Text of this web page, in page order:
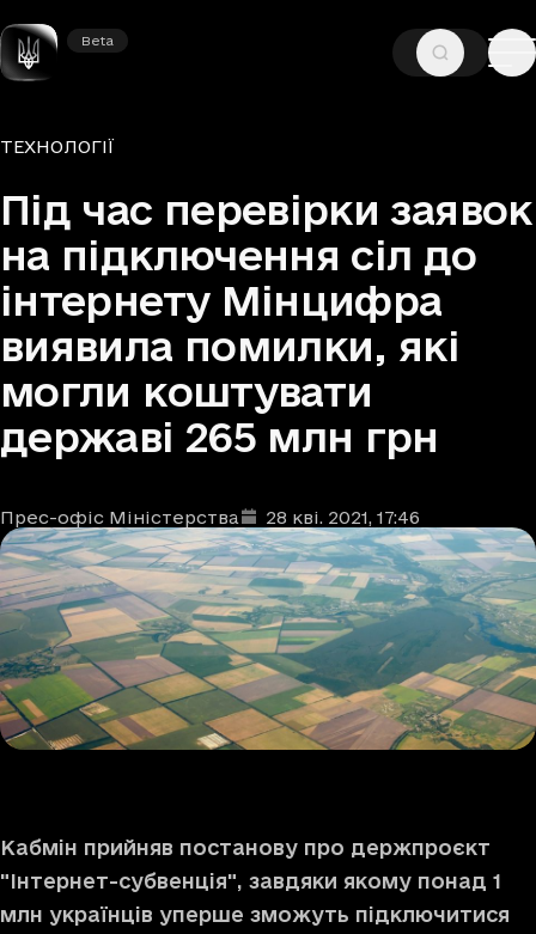
Beta
Beta
ГОЛОВНА —НОВИНИ
Рубрики
ТЕХНОЛОГІЇ
Під час перевірки заявок
на підключення сіл до
інтернету Мінцифра
виявила помилки, які
могли коштувати
державі 265 млн грн
Автори
Прес-офіс Міністерства
Дата та час публікації: 28 кві. 2021, 17:46
Кабмін прийняв постанову про держпроєкт
"Інтернет-субвенція", завдяки якому понад 1
млн українців уперше зможуть підключитися